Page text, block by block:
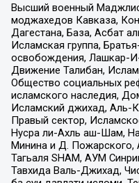
Высший военный
моджахедов Кавказа,
Дагестана, База, Асбат
Исламская группа,
освобождения, Лашкар-
Движение Талибан,
Общество социальных
исламского наследия,
Исламский джихад, Аль-
Правый сектор,
Нусра ли-Ахль аш-Шам,
Минина и Д. Пожарского,
Тагьаля SHAM, АУМ
Тавхида Валь-Джихад,